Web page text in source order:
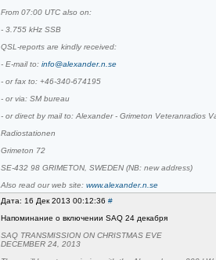
From 07:00 UTC also on:
- 3.755 kHz SSB
QSL-reports are kindly received:
- E-mail to: info@alexander.n.se
- or fax to: +46-340-674195
- or via: SM bureau
- or direct by mail to: Alexander - Grimeton Veteranradios
Radiostationen
Grimeton 72
SE-432 98 GRIMETON, SWEDEN (NB: new address)
Also read our web site: www.alexander.n.se
Дата: 16 Дек 2013 00:12:36 #
Напоминание о включении SAQ 24 декабря
SAQ TRANSMISSION ON CHRISTMAS EVE
DECEMBER 24, 2013